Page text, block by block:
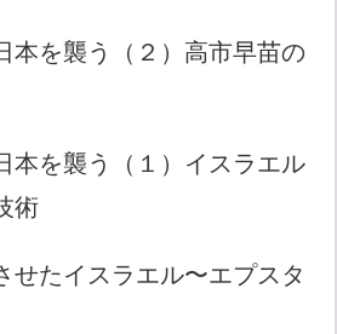
本を襲う（２）高市早苗の
本を襲う（１）イスラエル
術
せたイスラエル〜エプスタ